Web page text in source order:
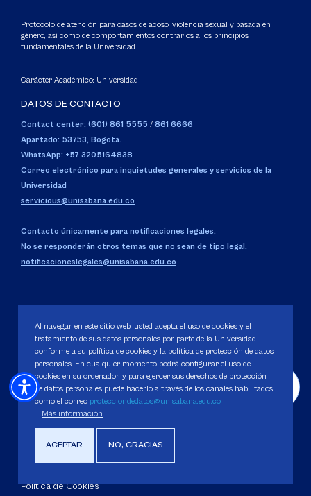
Protocolo de atención para casos de acoso, violencia sexual y basada en
género, así como de comportamientos contrarios a los principios
fundamentales de la Universidad
Carácter Académico: Universidad
DATOS DE CONTACTO
Contact center: (601) 861 5555 / 861 6666
Apartado: 53753, Bogotá.
WhatsApp: +57 3205164838
Correo electrónico para inquietudes generales y servicios de la
Universidad
servicious@unisabana.edu.co
Contacto únicamente para notificaciones legales.
No se responderán otros temas que no sean de tipo legal.
notificacioneslegales@unisabana.edu.co
Campus del Puente del Común,Km. 7, Autopista Norte de
Bogotá. Chía, Cundinamarca, Colombia.
Código SNIES 1711
Personería Jurídica:Resolución 130 del 14 de enero de 1980
Ministerio de Educación Nacional.
Política de Cookies
Al navegar en este sitio web, usted acepta el uso de cookies y el
tratamiento de sus datos personales por parte de la Universidad
conforme a su política de cookies y la política de protección de datos
personales. En cualquier momento podrá configurar el uso de
cookies en su ordenador, y para ejercer sus derechos de protección
de datos personales puede hacerlo a través de los canales habilitados
como el correo protecciondedatos@unisabana.edu.co
Más información
ACEPTAR NO, GRACIAS